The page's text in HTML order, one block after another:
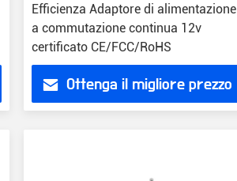
Efficienza Adaptore di alimentazione
a commutazione continua 12v
certificato CE/FCC/RoHS
Ottenga il migliore prezzo